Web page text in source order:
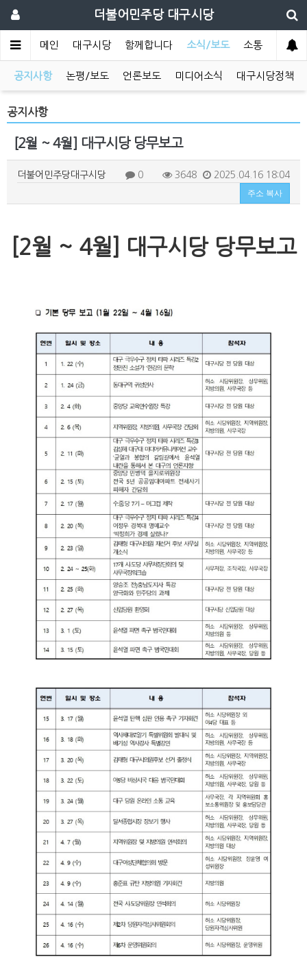
더불어민주당 대구시당
메인 대구시당 함께합니다 소식/보도 소통
공지사항 논평/보도 언론보도 미디어소식 대구시당정책
공지사항
[2월 ~ 4월] 대구시당 당무보고
더불어민주당대구시당 0 3648
2025.04.16 18:04
주소 복사
[2월 ~ 4월] 대구시당 당무보고